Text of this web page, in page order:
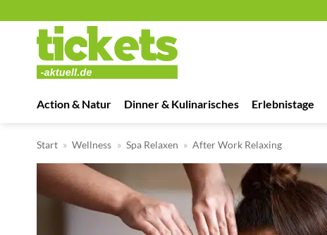
springen
Action & Natur Dinner & Kulinarisches Erlebnistage
Start » Wellness » Spa Relaxen » After Work Relaxing